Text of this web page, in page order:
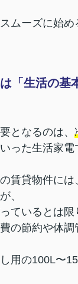
ムーズに始め
「生活の基
となるのは、
った生活家電
賃貸物件に
、
ているとは限
の節約や体調
用の100L〜